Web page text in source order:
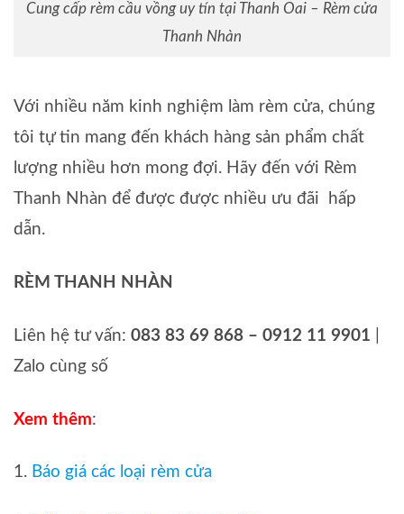
Cung cấp rèm cầu vồng uy tín tại Thanh Oai – Rèm cửa
Thanh Nhàn
Với nhiều năm kinh nghiệm làm rèm cửa, chúng
tôi tự tin mang đến khách hàng sản phẩm chất
lượng nhiều hơn mong đợi. Hãy đến với Rèm
Thanh Nhàn để được được nhiều ưu đãi hấp
dẫn.
RÈM THANH NHÀN
Liên hệ tư vấn: 083 83 69 868 – 0912 11 9901
Zalo cùng số
Xem thêm:
1. Báo giá các loại rèm cửa